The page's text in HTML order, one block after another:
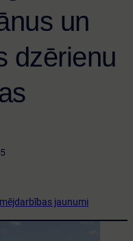
un
dzērienu
jaunumi